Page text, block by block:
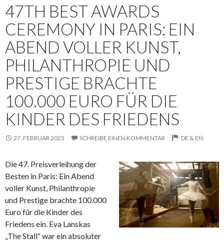
47TH BEST AWARDS
CEREMONY IN PARIS: EIN
ABEND VOLLER KUNST,
PHILANTHROPIE UND
PRESTIGE BRACHTE
100.000 EURO FÜR DIE
KINDER DES FRIEDENS
27. FEBRUAR 2025 SCHREIBE EINEN KOMMENTAR DE & EN
Die 47. Preisverleihung der
Besten in Paris: Ein Abend
voller Kunst, Philanthropie
und Prestige brachte 100.000
Euro für die Kinder des
Friedens ein. Eva Lanskas
„The Stall“ war ein absoluter